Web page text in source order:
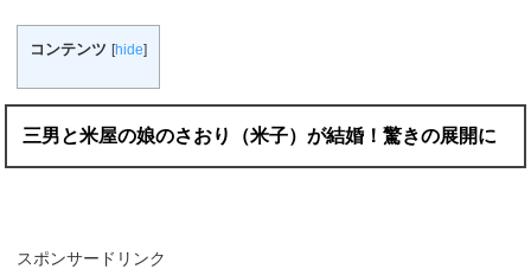
コンテンツ [hide]
三男と米屋の娘のさおり（米子）が結婚！驚きの展開に
スポンサードリンク